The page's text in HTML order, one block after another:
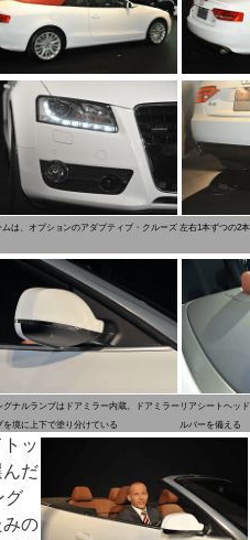
は、オプションのアダプティブ・クルーズ 左右1本ずつの2
グナルランプはドアミラー内蔵。ドアミラー
を境に上下で塗り分けている
リアシートヘッ
ルバーを備える
ッ
だ
グ
の